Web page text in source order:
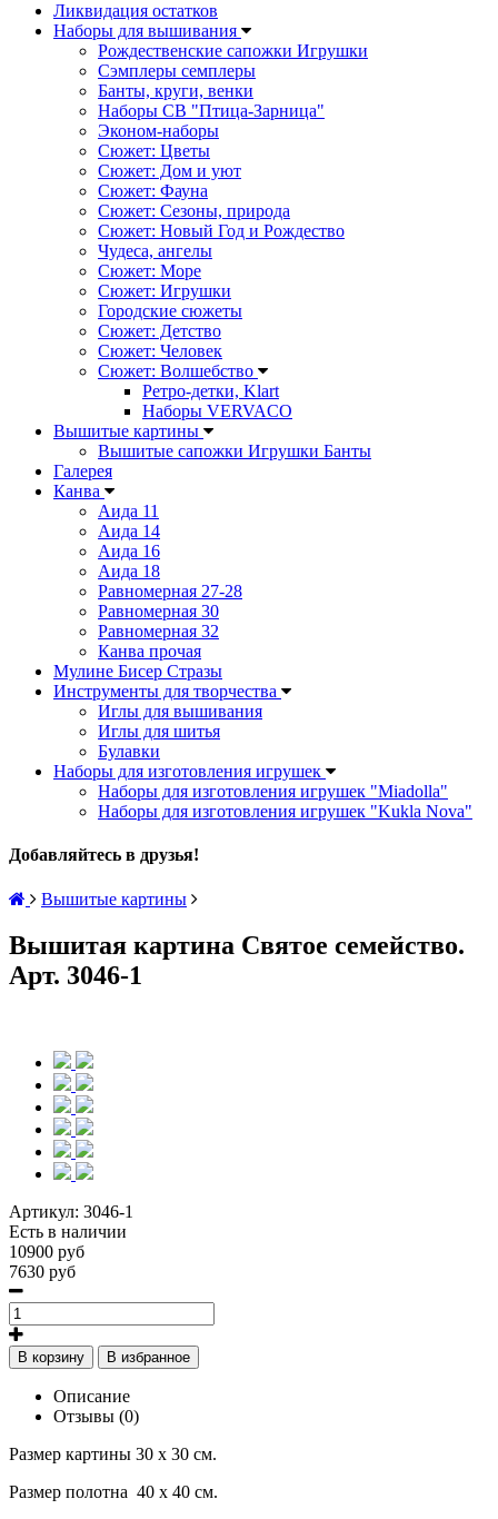
Ликвидация остатков
Наборы для вышивания
Рождественские сапожки Игрушки
Сэмплеры семплеры
Банты, круги, венки
Наборы СВ "Птица-Зарница"
Эконом-наборы
Сюжет: Цветы
Сюжет: Дом и уют
Сюжет: Фауна
Сюжет: Сезоны, природа
Сюжет: Новый Год и Рождество
Чудеса, ангелы
Сюжет: Море
Сюжет: Игрушки
Городские сюжеты
Сюжет: Детство
Сюжет: Человек
Сюжет: Волшебство
Ретро-детки, Klart
Наборы VERVACO
Вышитые картины
Вышитые сапожки Игрушки Банты
Галерея
Канва
Аида 11
Аида 14
Аида 16
Аида 18
Равномерная 27-28
Равномерная 30
Равномерная 32
Канва прочая
Мулине Бисер Стразы
Инструменты для творчества
Иглы для вышивания
Иглы для шитья
Булавки
Наборы для изготовления игрушек
Наборы для изготовления игрушек "Miadolla"
Наборы для изготовления игрушек "Kukla Nova"
Добавляйтесь в друзья!
Вышитые картины
Вышитая картина Святое семейство.
Арт. 3046-1
Артикул: 3046-1
Есть в наличии
10900 руб
7630 руб
В корзину В избранное
Описание
Отзывы (0)
Размер картины 30 х 30 см.
Размер полотна 40 х 40 см.